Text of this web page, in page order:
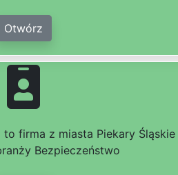
Otwórz
to firma z miasta Piekary Śląskie
Bezpieczeństwo